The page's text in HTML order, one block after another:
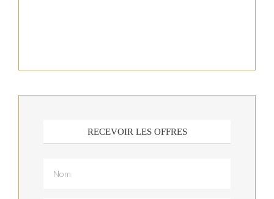
RECEVOIR LES OFFRES